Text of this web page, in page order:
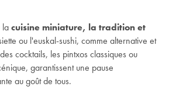
lacuisine miniature, la tradition et
ou l'euskal-sushi, comme alternative et
cocktails, les pintxos classiques ou
garantissent une pause
au goût de tous.